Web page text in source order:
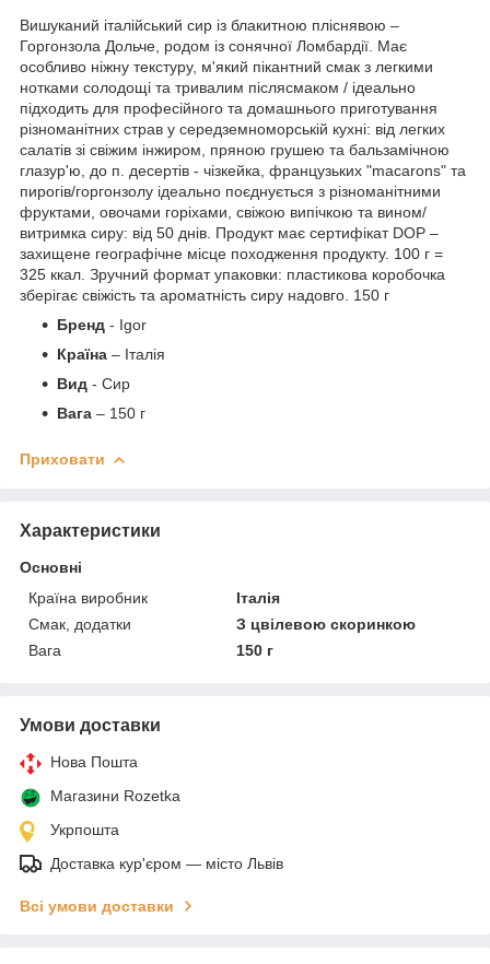
Вишуканий італійський сир із блакитною пліснявою –
Горгонзола Дольче, родом із сонячної Ломбардії. Має
особливо ніжну текстуру, м'який пікантний смак з легкими
нотками солодощі та тривалим післясмаком / ідеально
підходить для професійного та домашнього приготування
різноманітних страв у середземноморській кухні: від легких
салатів зі свіжим інжиром, пряною грушею та бальзамічною
глазур'ю, до п. десертів - чізкейка, французьких "macarons" та
пирогів/горгонзолу ідеально поєднується з різноманітними
фруктами, овочами горіхами, свіжою випічкою та вином/
витримка сиру: від 50 днів. Продукт має сертифікат DOP –
захищене географічне місце походження продукту. 100 г =
325 ккал. Зручний формат упаковки: пластикова коробочка
зберігає свіжість та ароматність сиру надовго. 150 г
Бренд - Igor
Країна – Італія
Вид - Сир
Вага – 150 г
Приховати
Характеристики
Основні
Країна виробник
Італія
Смак, додатки
З цвілевою скоринкою
Вага
150 г
Умови доставки
Нова Пошта
Магазини Rozetka
Укрпошта
Доставка кур'єром — місто Львів
Всі умови доставки